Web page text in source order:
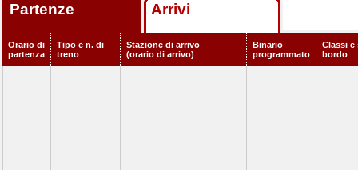
Partenze Arrivi
Orario di
partenza
Tipo e n. di
treno
Stazione di arrivo
(orario di arrivo)
Binario
programmato
Classi e
bordo